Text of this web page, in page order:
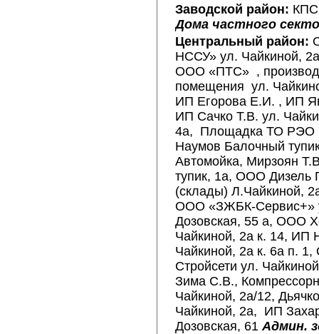
Заводской район: КПС
Дома частного
Центральный район:
НССУ» ул. Чайкиной,
ООО «ПТС» ,
помещения ул.
ИП Егорова Е.И. , ИП
ИП Сачко Т.В. ул.
4а, Площадка ТО РЭО
Наумов Балочный
Автомойка, Мирзоян
тупик, 1а, ООО Дизель
(склады) Л.Чайкиной,
ООО «ЗЖБК-Сервис+»
Дозовская, 55 а, ООО
Чайкиной, 2а к. 14, ИП
Чайкиной, 2а к. 6а п.
Стройсети ул.
Зима С.В.,
Чайкиной, 2а/12,
Чайкиной, 2а, ИП
Дозовская, 61Админ.